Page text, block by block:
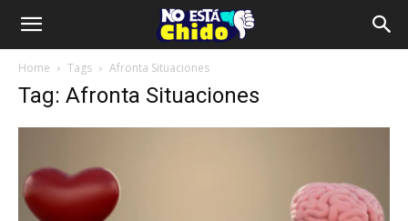
Home Tags Afronta Situaciones
Tag: Afronta Situaciones